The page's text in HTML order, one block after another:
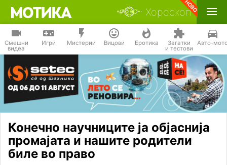
Хороскоп
Смешни
видеа
Игри Мистерии Вицови Еротика Загатки
и тестови
Авто-
Конечно научниците ја објаснија
промајата и нашите родители
биле во право